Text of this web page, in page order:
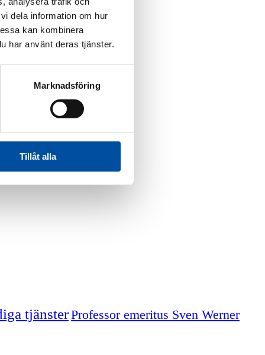
dela information om hur
kan kombinera
har använt deras tjänster.
Marknadsföring
Tillåt alla
tjänsterProfessor emeritus Sven Werner